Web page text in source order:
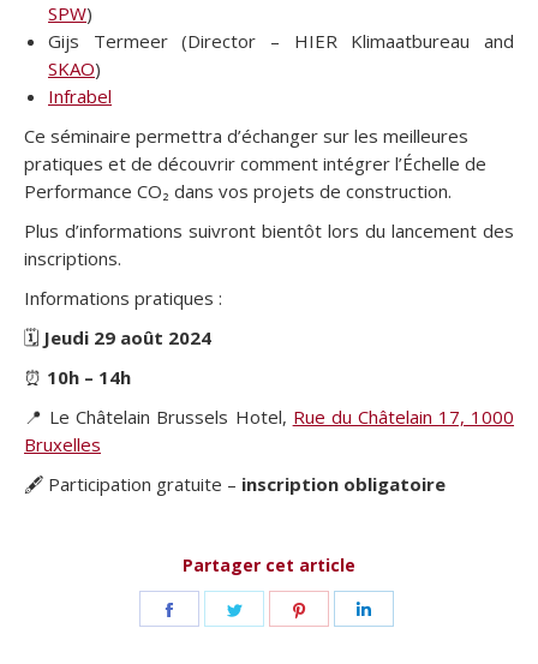
SPW)
Gijs Termeer (Director – HIER Klimaatbureau and
SKAO)
Infrabel
Ce séminaire permettra d’échanger sur les meilleures
pratiques et de découvrir comment intégrer l’Échelle de
Performance CO₂ dans vos projets de construction.
Plus d’informations suivront bientôt lors du lancement des
inscriptions.
Informations pratiques :
🗓 Jeudi 29 août 2024
⏰ 10h – 14h
📍 Le Châtelain Brussels Hotel, Rue du Châtelain 17, 1000
Bruxelles
🖋 Participation gratuite – inscription obligatoire
Partager cet article
Partager Partager Partager